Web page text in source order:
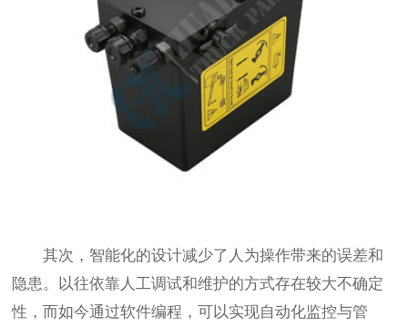
其次，智能化的设计减少了人为操作带来的误差和
隐患。以往依靠人工调试和维护的方式存在较大不确定
性，而如今通过软件编程，可以实现自动化监控与管